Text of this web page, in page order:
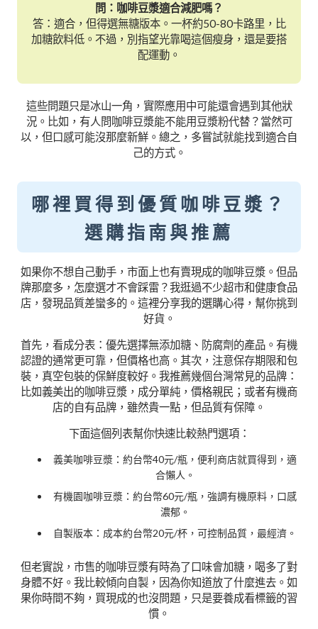
問：咖啡豆漿適合減肥嗎？
答：適合，但得選無糖版本。一杯約50-80卡路里，比
加糖飲料低。不過，別指望光靠喝這個瘦身，還是要搭
配運動。
這些問題只是冰山一角，實際應用中可能還會遇到其他狀
況。比如，有人問咖啡豆漿能不能用豆漿粉代替？當然可
以，但口感可能沒那麼新鮮。總之，多嘗試就能找到適合自
己的方式。
哪裡買得到優質咖啡豆漿？
選購指南與推薦
如果你不想自己動手，市面上也有賣現成的咖啡豆漿。但品
牌那麼多，怎麼選才不會踩雷？我逛過不少超市和健康食品
店，發現品質差蠻多的。這裡分享我的選購心得，幫你挑到
好貨。
首先，看成分表：優先選擇無添加糖、防腐劑的產品。有機
認證的通常更可靠，但價格也高。其次，注意保存期限和包
裝，真空包裝的保鮮度較好。我推薦幾個台灣常見的品牌：
比如義美出的咖啡豆漿，成分單純，價格親民；或者有機商
店的自有品牌，雖然貴一點，但品質有保障。
下面這個列表幫你快速比較熱門選項：
義美咖啡豆漿：約台幣40元/瓶，便利商店就買得到，適
合懶人。
有機園咖啡豆漿：約台幣60元/瓶，強調有機原料，口感
濃郁。
自製版本：成本約台幣20元/杯，可控制品質，最經濟。
但老實說，市售的咖啡豆漿有時為了口味會加糖，喝多了對
身體不好。我比較傾向自製，因為你知道放了什麼進去。如
果你時間不夠，買現成的也沒問題，只是要養成看標籤的習
慣。